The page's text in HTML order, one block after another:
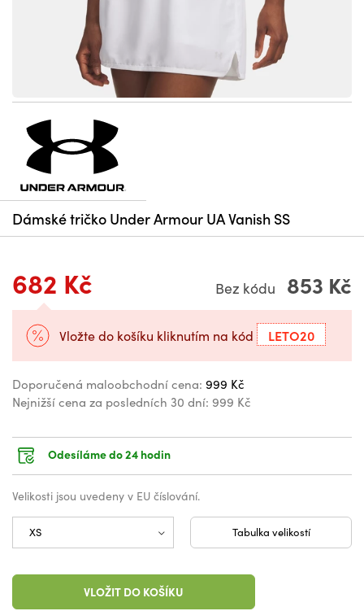
Dámské tričko Under Armour UA Vanish SS
682 Kč Bez kódu 853 Kč
Vložte do košíku kliknutím na kód LETO20
Doporučená maloobchodní cena: 999 Kč
Nejnižší cena za posledních 30 dní: 999 Kč
Odesíláme do 24 hodin
Velikosti jsou uvedeny v EU číslování.
Tabulka velikostí
VLOŽIT DO KOŠÍKU